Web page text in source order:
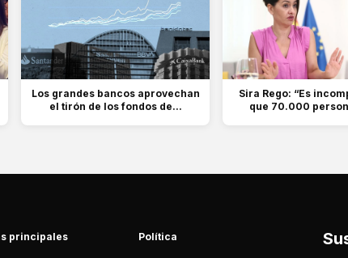
Los grandes bancos aprovechan
el tirón de los fondos de...
Sira Rego: “Es
que 70.000
principales Política